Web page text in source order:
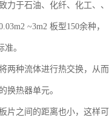
于石油、化纤、化工、、
~3m2 板型150余种，
。
两种流体进行热交换，从而
换热器单元。
片之间的距离也小，这样可